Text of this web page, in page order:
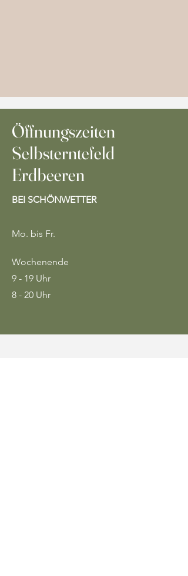
Öffnungszeiten
Selbsterntefeld
Erdbeeren
BEI SCHÖNWETTER
Mo. bis Fr.
Wochenende
9 - 19 Uhr
8 - 20 Uhr